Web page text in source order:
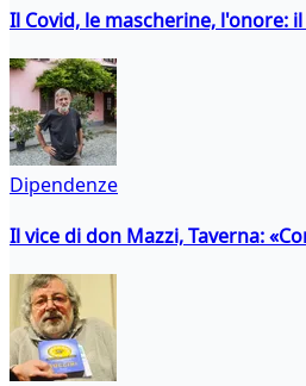
Il Covid, le mascherine, l'onore:
Dipendenze
Il vice di don Mazzi, Taverna: